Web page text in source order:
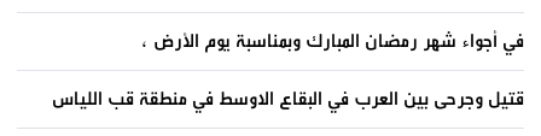
في أجواء شهر رمضان المبارك وبمناسبة يوم الأرض ،
قتيل وجرحى بين العرب في البقاع الاوسط في منطقة قب اللياس